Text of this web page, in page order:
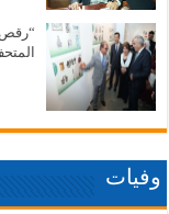
“رقص
وفيات